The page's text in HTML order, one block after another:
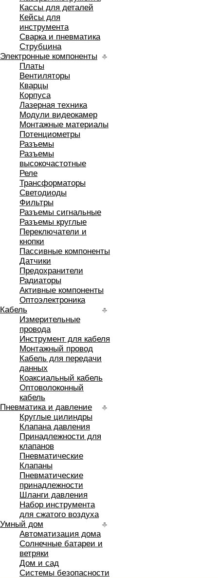
Кассы для деталей
Кейсы для
инструмента
Сварка и пневматика
Струбцина
Электронные компоненты
Платы
Вентиляторы
Кварцы
Корпуса
Лазерная техника
Модули видеокамер
Монтажные материалы
Потенциометры
Разъемы
Разъемы
высокочастотные
Реле
Трансформаторы
Светодиоды
Фильтры
Разъемы сигнальные
Разъемы круглые
Переключатели и
кнопки
Пассивные компоненты
Датчики
Предохранители
Радиаторы
Активные компоненты
Оптоэлектроника
Кабель
Измерительные
провода
Инструмент для кабеля
Монтажный провод
Кабель для передачи
данных
Коаксиальный кабель
Оптоволоконный
кабель
Пневматика и давление
Круглые цилиндры
Клапана давления
Принадлежности для
клапанов
Пневматические
Клапаны
Пневматические
принадлежности
Шланги давления
Набор инструмента
для сжатого воздуха
Умный дом
Автоматизация дома
Солнечные батареи и
ветряки
Дом и сад
Системы безопасности